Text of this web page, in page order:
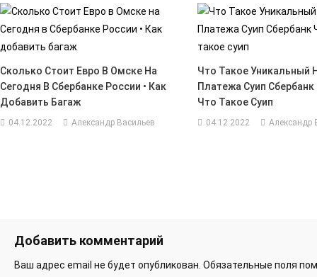
Сколько Стоит Евро В Омске На
Сегодня В Сбербанке России • Как
Добавить Багаж
04.12.2022 Александр Васильев
Что Такое Уникальный
Платежа Суип Сбербанк
Что Такое Суип
04.12.2022 Александр
Добавить комментарий
Ваш адрес email не будет опубликован. Обязательные поля